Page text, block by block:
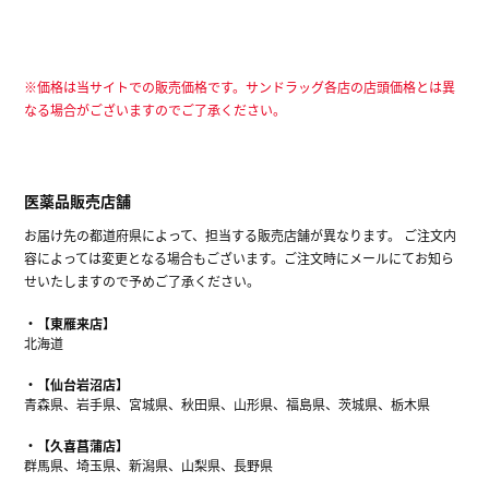
※価格は当サイトでの販売価格です。サンドラッグ各店の店頭価格とは異
なる場合がございますのでご了承ください。
医薬品販売店舗
お届け先の都道府県によって、担当する販売店舗が異なります。 ご注文内
容によっては変更となる場合もございます。ご注文時にメールにてお知ら
せいたしますので予めご了承ください。
【東雁来店】
北海道
【仙台岩沼店】
青森県、岩手県、宮城県、秋田県、山形県、福島県、茨城県、栃木県
【久喜菖蒲店】
群馬県、埼玉県、新潟県、山梨県、長野県